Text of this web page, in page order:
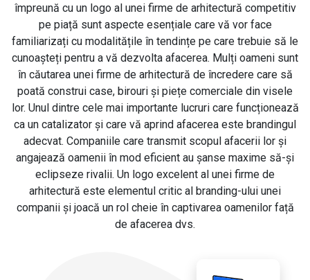
împreună cu un logo al unei firme de arhitectură competitiv
pe piață sunt aspecte esențiale care vă vor face
familiarizați cu modalitățile în tendințe pe care trebuie să le
cunoașteți pentru a vă dezvolta afacerea. Mulți oameni sunt
în căutarea unei firme de arhitectură de încredere care să
poată construi case, birouri și piețe comerciale din visele
lor. Unul dintre cele mai importante lucruri care funcționează
ca un catalizator și care vă aprind afacerea este brandingul
adecvat. Companiile care transmit scopul afacerii lor și
angajează oamenii în mod eficient au șanse maxime să-și
eclipseze rivalii. Un logo excelent al unei firme de
arhitectură este elementul critic al branding-ului unei
companii și joacă un rol cheie în captivarea oamenilor față
de afacerea dvs.